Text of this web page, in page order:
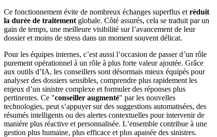
Ce fonctionnement évite de nombreux échanges superflus et réduit
la durée de traitement globale. Côté assurés, cela se traduit par un
gain de temps, une meilleure visibilité sur l’avancement de leur
dossier et moins de stress dans un moment souvent délicat.
Pour les équipes internes, c’est aussi l’occasion de passer d’un rôle
purement opérationnel à un rôle à plus forte valeur ajoutée. Grâce
aux outils d’IA, les conseillers sont désormais mieux équipés pour
analyser des dossiers sensibles, comprendre plus rapidement les
enjeux d’un sinistre complexe et formuler des réponses plus
pertinentes. Ce "conseiller augmenté" par les nouvelles
technologies, peut s’appuyer sur des suggestions automatisées, des
résumés intelligents ou des alertes contextuelles pour intervenir de
manière plus réactive et personnalisée. L’ensemble contribue à une
gestion plus humaine, plus efficace et plus apaisée des sinistres.